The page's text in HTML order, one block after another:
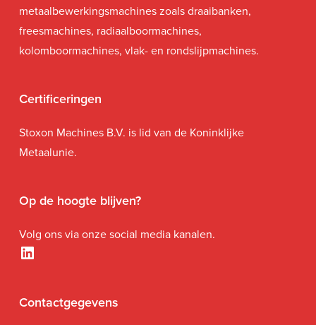
metaalbewerkingsmachines zoals draaibanken,
freesmachines, radiaalboormachines,
kolomboormachines, vlak- en rondslijpmachines.
Certificeringen
Stoxon Machines B.V. is lid van de Koninklijke
Metaalunie.
Op de hoogte blijven?
Volg ons via onze social media kanalen.
LinkedIn
Contactgegevens